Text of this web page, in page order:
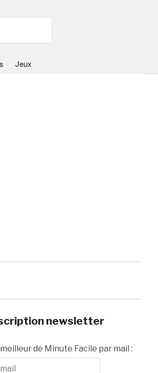
Jeux
newsletter
de Minute Facile par mail :